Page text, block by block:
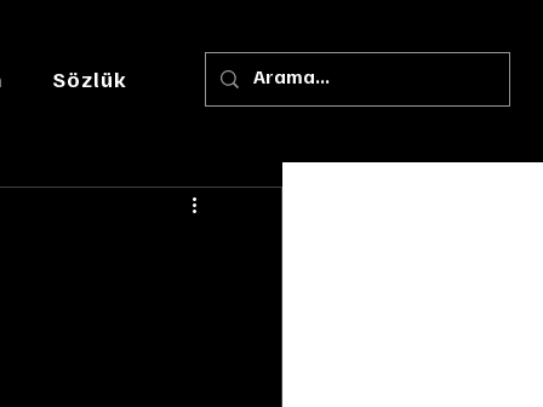
Sözlük